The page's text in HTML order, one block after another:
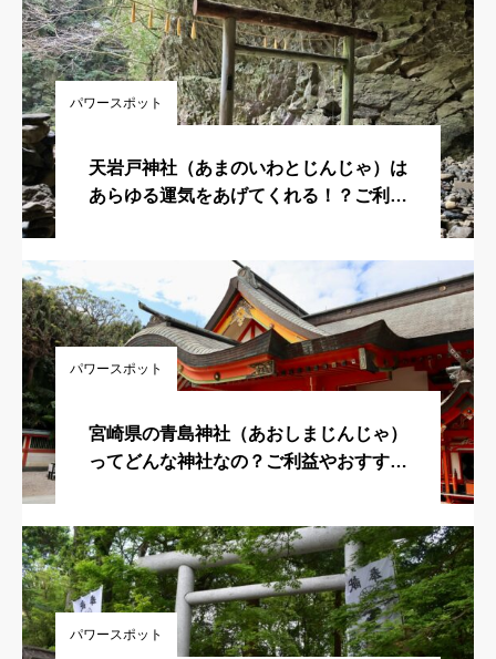
パワースポット
天岩戸神社（あまのいわとじんじゃ）は
あらゆる運気をあげてくれる！？ご利
パワースポット
宮崎県の青島神社（あおしまじんじゃ）
ってどんな神社なの？ご利益やおすすめ
パワースポット